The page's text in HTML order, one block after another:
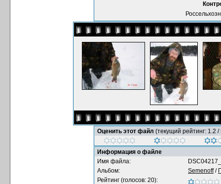
Оценить этот файл (текущий рейтинг: 1.2 /
Информация о файле
Имя файла:
Альбом:
Semenoff/
Рейтинг (голосов: 20):